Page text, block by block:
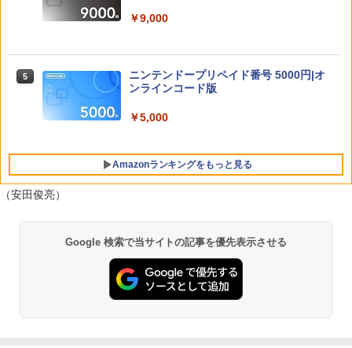
スプラトゥーン レイダース ワイヤレス
ホリパッド TURBO for Nintendo Switc
h 2 おすすめ Switch スイッチ コントロ
ーラー 無線 連射 連射ホールド 連射機能
背面ボタン 充電 スプラレイダース スプ
ラ
￥8,980
￥4,050
ト トライアングル エディション [通常
版]
￥1,300
5
【中古】Nintendo Switch 本体 (有機EL
モデル) HEG-S-KAAAA ホワイト 【202
月【ランクB】
本語 英語 Teacher's Pet DVD コンプリ
ート
￥6,600
【楽天ブックス限定先着特典】「超かぐ
や姫！」通常版【Blu-ray】(アクリルコ
￥6,800
￥9,000
5
ニンテンドープリペイド番号 5000円|オ
ンラインコード版
￥5,000
Amazonランキングをもっと見る
PlayStation 5 デジタル・エディション
日本語専用 Console Language: Japan
ese only (CFI-2200B01)
￥55,000
【純正品】Xbox ワイヤレス コントロー
ラー + USB-C® ケーブル
￥8,300
【Amazon.co.jp限定】劇場版モノノ怪
第三章 蛇神 (Amazon.co.jp限定オリジ
ナル三方背収納ケース付きコレクション)
(オリジナル特典:オリジナル巾着＋メー
カー特典:【坤と離】二振りの剣、十翼よ
り来たる！スタジオ描き下ろしイラスト
（安田俊亮）
Google 検索で当サイトの記事を優先表示させる